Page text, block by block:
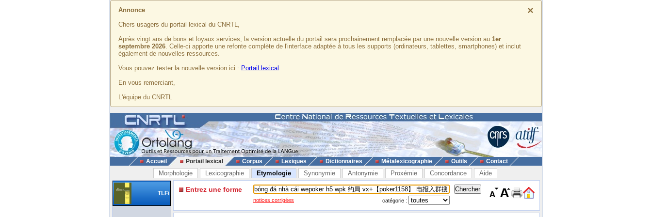
×
Annonce
Chers usagers du portail lexical du CNRTL,
Après vingt ans de bons et loyaux services, la version actuelle du portail sera prochainement remplacée par une nouvelle version au 1er
septembre 2026. Celle-ci apporte une refonte complète de l'interface adaptée à tous les supports (ordinateurs, tablettes, smartphones) et inclut
également de nouvelles ressources.
Vous pouvez tester la nouvelle version ici : Portail lexical
En vous remerciant,
L'équipe du CNRTL
Accueil Portail lexical Corpus Lexiques Dictionnaires Métalexicographie Outils Contact
Morphologie Lexicographie Etymologie Synonymie Antonymie Proxémie Concordance Aide
TLFi Entrez une forme
notices corrigées catégorie :